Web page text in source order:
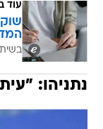
עוד
נתניהו: